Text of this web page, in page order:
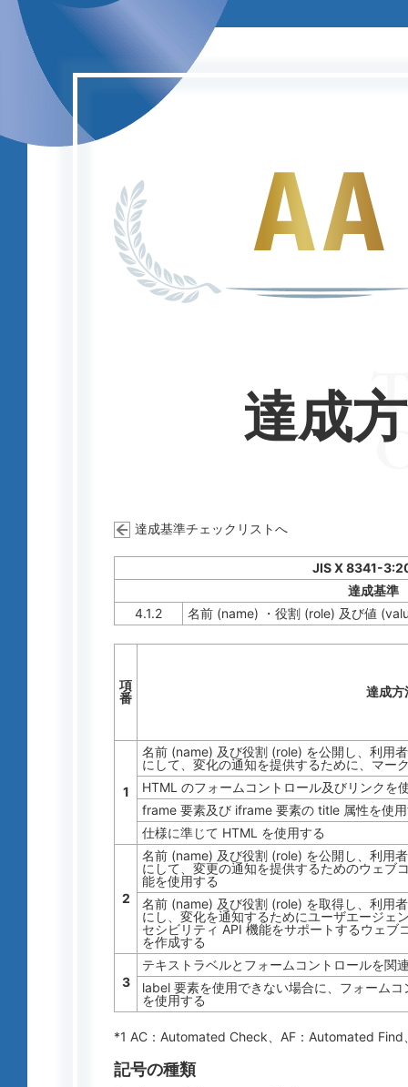
達成
達成基準チェックリストへ
JIS X 8341-
達成基準
4.1.2
名前 (name) ・役割 (role) 及び値
項
番
達成方
1
名前 (name) 及び役割 (role) を公開し、利用
にして、変化の通知を提供するために、マー
HTML のフォームコントロール及びリンクを
frame 要素及び iframe 要素の title 属性を使
仕様に準じて HTML を使用する
2
名前 (name) 及び役割 (role) を公開し、利用
にして、変更の通知を提供するためのウェブ
能を使用する
名前 (name) 及び役割 (role) を取得し、利用
にし、変化を通知するためにユーザエージェ
セシビリティ API 機能をサポートするウェブ
を作成する
3
テキストラベルとフォームコントロールを関
label 要素を使用できない場合に、フォーム
を使用する
*1 AC： Automated Check 、AF： Automated Find
記号の種類